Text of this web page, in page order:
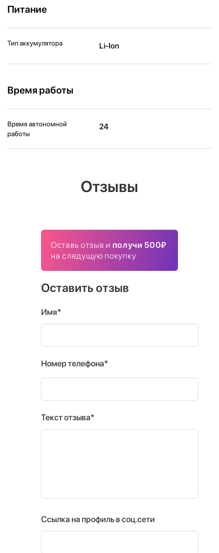
Питание
Тип аккумулятора Li-Ion
Время работы
Время автономной
работы
24
Отзывы
Оставь отзыв и получи 500₽
на следущую покупку
Оставить отзыв
Имя*
Номер телефона*
Текст отзыва*
Ссылка на профиль в соц.сети